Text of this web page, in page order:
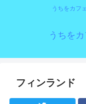
うちをカフ
うちを
フィンランド